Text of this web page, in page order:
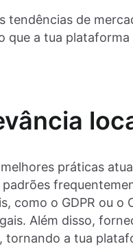
tendências de
que a tua plataforma
práticas
como o GDPR ou o
Além disso,
tornando a tua